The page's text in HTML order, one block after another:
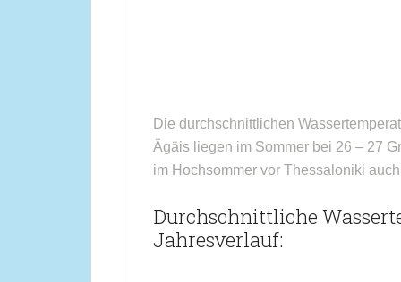
Die durchschnittlichen
Ägäis liegen im Sommer bei 26 – 27
im Hochsommer vor Thessaloniki
Durchschnittliche
Jahresverlauf: